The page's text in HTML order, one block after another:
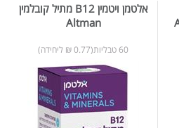
אלטמן ויטמין B12 מתיל קובלמין
Altman
60 טבליות(0.77 ₪ ליחידה)